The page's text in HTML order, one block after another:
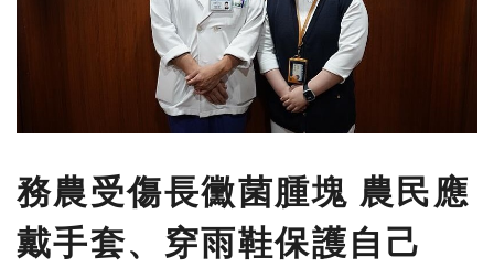
務農受傷長黴菌腫塊 農民應
戴手套、穿雨鞋保護自己